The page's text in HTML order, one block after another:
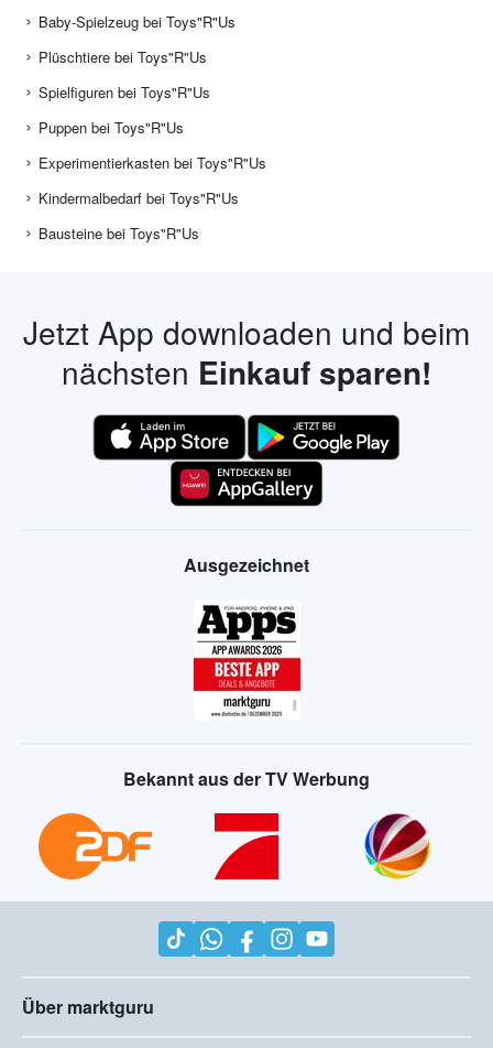
Baby-Spielzeug bei Toys"R"Us
Plüschtiere bei Toys"R"Us
Spielfiguren bei Toys"R"Us
Puppen bei Toys"R"Us
Experimentierkasten bei Toys"R"Us
Kindermalbedarf bei Toys"R"Us
Bausteine bei Toys"R"Us
Jetzt App downloaden und beim
nächsten Einkauf sparen!
Ausgezeichnet
Bekannt aus der TV Werbung
Über marktguru